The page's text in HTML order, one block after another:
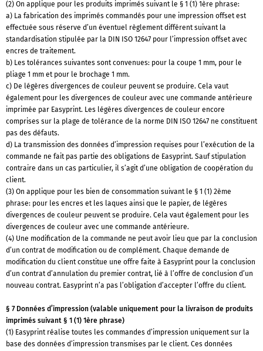
(2) On applique pour les produits imprimés suivant le § 1 (1) 1ère phrase:
a) La fabrication des imprimés commandés pour une impression offset est
effectuée sous réserve d’un éventuel règlement différent suivant la
standardisation stipulée par la DIN ISO 12647 pour l’impression offset avec
encres de traitement.
b) Les tolérances suivantes sont convenues: pour la coupe 1 mm, pour le
pliage 1 mm et pour le brochage 1 mm.
c) De légères divergences de couleur peuvent se produire. Cela vaut
également pour les divergences de couleur avec une commande antérieure
imprimée par Easyprint. Les légères divergences de couleur encore
comprises sur la plage de tolérance de la norme DIN ISO 12647 ne constituent
pas des défauts.
d) La transmission des données d’impression requises pour l’exécution de la
commande ne fait pas partie des obligations de Easyprint. Sauf stipulation
contraire dans un cas particulier, il s’agit d’une obligation de coopération du
client.
(3) On applique pour les bien de consommation suivant le § 1 (1) 2ème
phrase: pour les encres et les laques ainsi que le papier, de légères
divergences de couleur peuvent se produire. Cela vaut également pour les
divergences de couleur avec une commande antérieure.
(4) Une modification de la commande ne peut avoir lieu que par la conclusion
d’un contrat de modification ou de complément. Chaque demande de
modification du client constitue une offre faite à Easyprint pour la conclusion
d’un contrat d’annulation du premier contrat, lié à l’offre de conclusion d’un
nouveau contrat. Easyprint n’a pas l’obligation d’accepter l’offre du client.
§ 7 Données d’impression (valable uniquement pour la livraison de produits
imprimés suivant § 1 (1) 1ère phrase)
(1) Easyprint réalise toutes les commandes d’impression uniquement sur la
base des données d’impression transmises par le client. Ces données